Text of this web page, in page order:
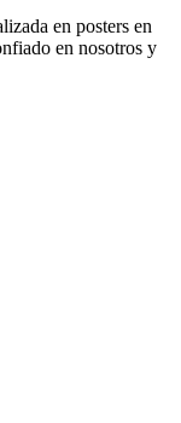
en posters en
en nosotros y